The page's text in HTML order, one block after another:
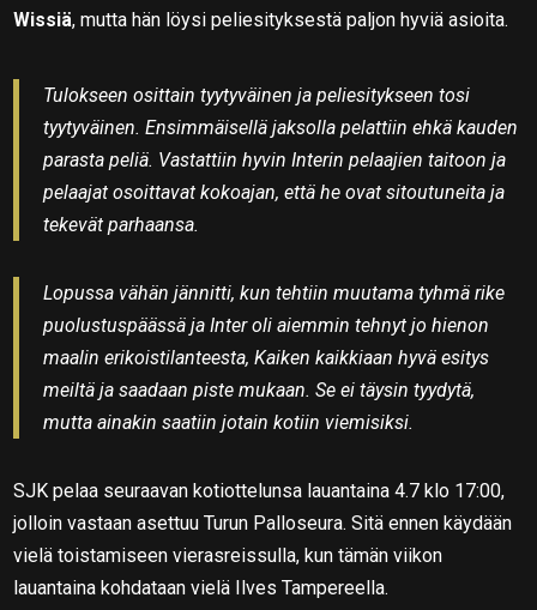
Wissiä, mutta hän löysi peliesityksestä paljon hyviä asioita.
Tulokseen osittain tyytyväinen ja peliesitykseen tosi
tyytyväinen. Ensimmäisellä jaksolla pelattiin ehkä kauden
parasta peliä. Vastattiin hyvin Interin pelaajien taitoon ja
pelaajat osoittavat kokoajan, että he ovat sitoutuneita ja
tekevät parhaansa.
Lopussa vähän jännitti, kun tehtiin muutama tyhmä rike
puolustuspäässä ja Inter oli aiemmin tehnyt jo hienon
maalin erikoistilanteesta, Kaiken kaikkiaan hyvä esitys
meiltä ja saadaan piste mukaan. Se ei täysin tyydytä,
mutta ainakin saatiin jotain kotiin viemisiksi.
SJK pelaa seuraavan kotiottelunsa lauantaina 4.7 klo 17:00,
jolloin vastaan asettuu Turun Palloseura. Sitä ennen käydään
vielä toistamiseen vierasreissulla, kun tämän viikon
lauantaina kohdataan vielä Ilves Tampereella.